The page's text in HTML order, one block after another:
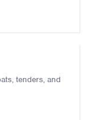
tenders, and